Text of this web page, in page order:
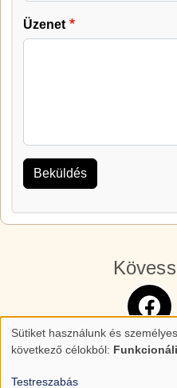
Üzenet
Személyes
Sütiket használunk és
következő célokból:
Testreszabás